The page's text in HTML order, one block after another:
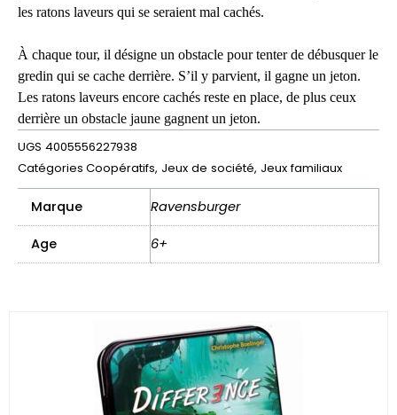
les ratons laveurs qui se seraient mal cachés.
À chaque tour, il désigne un obstacle pour tenter de débusquer le
gredin qui se cache derrière. S’il y parvient, il gagne un jeton.
Les ratons laveurs encore cachés reste en place, de plus ceux
derrière un obstacle jaune gagnent un jeton.
UGS 4005556227938
Catégories Coopératifs, Jeux de société, Jeux familiaux
Marque Ravensburger
Age 6+